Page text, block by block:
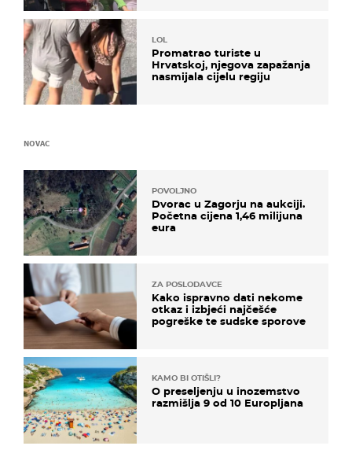
LOL
Promatrao turiste u
Hrvatskoj, njegova zapažanja
nasmijala cijelu regiju
NOVAC
POVOLJNO
Dvorac u Zagorju na aukciji.
Početna cijena 1,46 milijuna
eura
ZA POSLODAVCE
Kako ispravno dati nekome
otkaz i izbjeći najčešće
pogreške te sudske sporove
KAMO BI OTIŠLI?
O preseljenju u inozemstvo
razmišlja 9 od 10 Europljana